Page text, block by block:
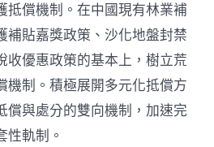
抵償機制。在中國現有林業補
補貼嘉獎政策、沙化地盤封禁
收優惠政策的基本上，樹立荒
機制。積極展開多元化抵償方
償與處分的雙向機制，加速完
性軌制。